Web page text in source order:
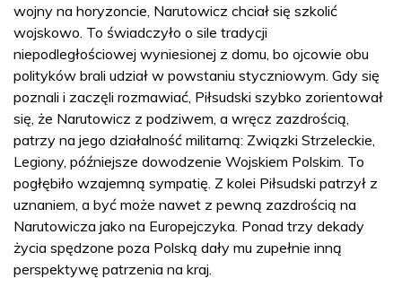
wojny na horyzoncie, Narutowicz chciał się szkolić
wojskowo. To świadczyło o sile tradycji
niepodległościowej wyniesionej z domu, bo ojcowie obu
polityków brali udział w powstaniu styczniowym. Gdy się
poznali i zaczęli rozmawiać, Piłsudski szybko zorientował
się, że Narutowicz z podziwem, a wręcz zazdrością,
patrzy na jego działalność militarną: Związki Strzeleckie,
Legiony, późniejsze dowodzenie Wojskiem Polskim. To
pogłębiło wzajemną sympatię. Z kolei Piłsudski patrzył z
uznaniem, a być może nawet z pewną zazdrością na
Narutowicza jako na Europejczyka. Ponad trzy dekady
życia spędzone poza Polską dały mu zupełnie inną
perspektywę patrzenia na kraj.